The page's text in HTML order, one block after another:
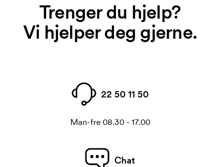
Trenger du hjelp?
Vi hjelper deg gjerne.
22 50 11 50
Man-fre 08.30 - 17.00
Chat